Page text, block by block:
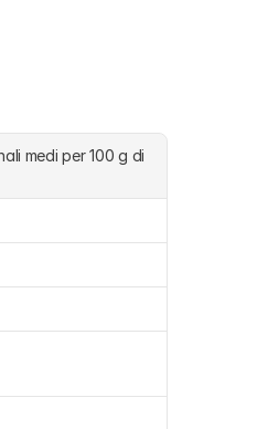
medi per 100 g di